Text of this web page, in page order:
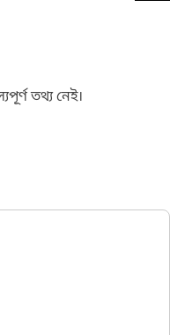
তথ্য নেই।